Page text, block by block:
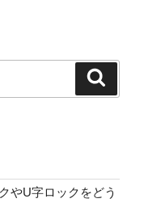
やU字ロックをどう